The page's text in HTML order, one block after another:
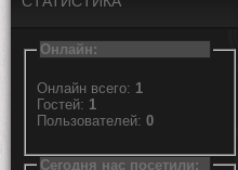
Онлайн:
Онлайн всего: 1
Гостей: 1
Пользователей: 0
Сегодня нас посетили: